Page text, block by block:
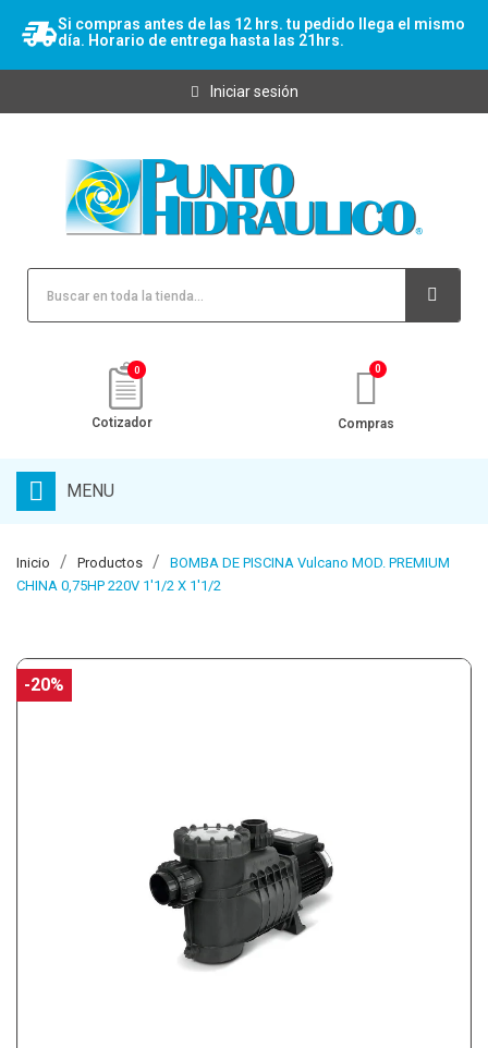
Si compras antes de las 12 hrs. tu pedido llega el mismo
día. Horario de entrega hasta las 21hrs.
Iniciar sesión
0
Cotizador Compras
MENU
Inicio Productos
BOMBA DE PISCINA Vulcano MOD. PREMIUM
CHINA 0,75HP 220V 1'1/2 X 1'1/2
-20%